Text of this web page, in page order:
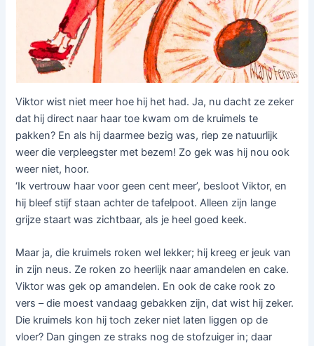
Viktor wist niet meer hoe hij het had. Ja, nu dacht ze zeker
dat hij direct naar haar toe kwam om de kruimels te
pakken? En als hij daarmee bezig was, riep ze natuurlijk
weer die verpleegster met bezem! Zo gek was hij nou ook
weer niet, hoor.
‘Ik vertrouw haar voor geen cent meer’, besloot Viktor, en
hij bleef stijf staan achter de tafelpoot. Alleen zijn lange
grijze staart was zichtbaar, als je heel goed keek.
Maar ja, die kruimels roken wel lekker; hij kreeg er jeuk van
in zijn neus. Ze roken zo heerlijk naar amandelen en cake.
Viktor was gek op amandelen. En ook de cake rook zo
vers – die moest vandaag gebakken zijn, dat wist hij zeker.
Die kruimels kon hij toch zeker niet laten liggen op de
vloer? Dan gingen ze straks nog de stofzuiger in; daar